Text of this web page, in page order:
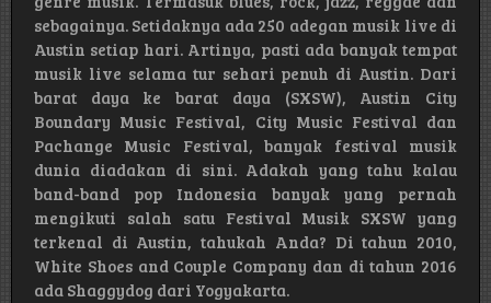
sebagainya. Setidaknya ada 250 adegan musik live di
Austin setiap hari. Artinya, pasti ada banyak tempat
musik live selama tur sehari penuh di Austin. Dari
barat daya ke barat daya (SXSW), Austin City
Boundary Music Festival, City Music Festival dan
Pachange Music Festival, banyak festival musik
dunia diadakan di sini. Adakah yang tahu kalau
band-band pop Indonesia banyak yang pernah
mengikuti salah satu Festival Musik SXSW yang
terkenal di Austin, tahukah Anda? Di tahun 2010,
White Shoes and Couple Company dan di tahun 2016
ada Shaggydog dari Yogyakarta.